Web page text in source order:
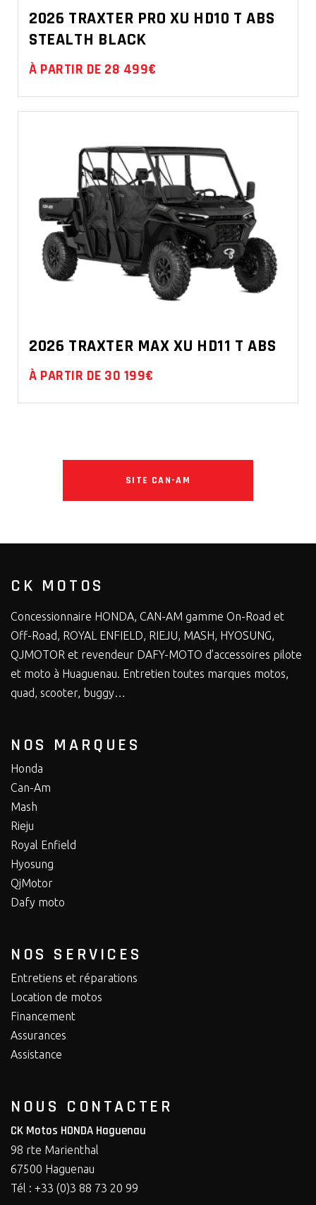
2026 TRAXTER PRO XU HD10 T ABS
STEALTH BLACK
À PARTIR DE 28 499€
2026 TRAXTER MAX XU HD11 T ABS
À PARTIR DE 30 199€
SITE CAN-AM
CK MOTOS
Concessionnaire HONDA, CAN-AM gamme On-Road et
Off-Road, ROYAL ENFIELD, RIEJU, MASH, HYOSUNG,
QJMOTOR et revendeur DAFY-MOTO d’accessoires pilote
et moto à Huaguenau. Entretien toutes marques motos,
quad, scooter, buggy…
NOS MARQUES
Honda
Can-Am
Mash
Rieju
Royal Enfield
Hyosung
QjMotor
Dafy moto
NOS SERVICES
Entretiens et réparations
Location de motos
Financement
Assurances
Assistance
NOUS CONTACTER
CK Motos HONDA Haguenau
98 rte Marienthal
67500 Haguenau
Tél : +33 (0)3 88 73 20 99